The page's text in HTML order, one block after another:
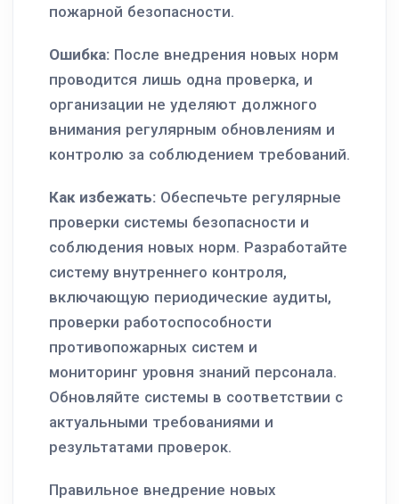
пожарной безопасности.
Ошибка: После внедрения новых норм
проводится лишь одна проверка, и
организации не уделяют должного
внимания регулярным обновлениям и
контролю за соблюдением требований.
Как избежать: Обеспечьте регулярные
проверки системы безопасности и
соблюдения новых норм. Разработайте
систему внутреннего контроля,
включающую периодические аудиты,
проверки работоспособности
противопожарных систем и
мониторинг уровня знаний персонала.
Обновляйте системы в соответствии с
актуальными требованиями и
результатами проверок.
Правильное внедрение новых